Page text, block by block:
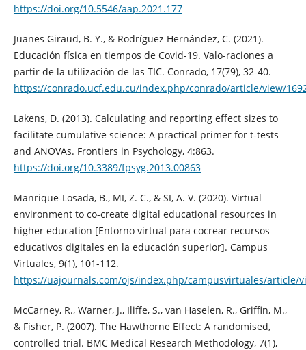
https://doi.org/10.5546/aap.2021.177
Juanes Giraud, B. Y., & Rodríguez Hernández, C. (2021).
Educación física en tiempos de Covid-19. Valo-raciones a
partir de la utilización de las TIC. Conrado, 17(79), 32-40.
https://conrado.ucf.edu.cu/index.php/conrado/article/view/
Lakens, D. (2013). Calculating and reporting effect sizes to
facilitate cumulative science: A practical primer for t-tests
and ANOVAs. Frontiers in Psychology, 4:863.
https://doi.org/10.3389/fpsyg.2013.00863
Manrique-Losada, B., MI, Z. C., & SI, A. V. (2020). Virtual
environment to co-create digital educational resources in
higher education [Entorno virtual para cocrear recursos
educativos digitales en la educación superior]. Campus
Virtuales, 9(1), 101-112.
https://uajournals.com/ojs/index.php/campusvirtuales/article/
McCarney, R., Warner, J., Iliffe, S., van Haselen, R., Griffin, M.,
& Fisher, P. (2007). The Hawthorne Effect: A randomised,
controlled trial. BMC Medical Research Methodology, 7(1),